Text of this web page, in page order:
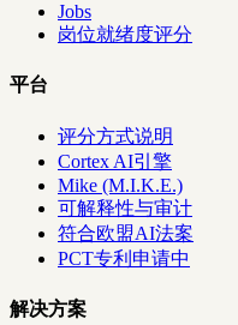
Jobs
岗位就绪度评分
平台
评分方式说明
Cortex AI引擎
Mike (M.I.K.E.)
可解释性与审计
符合欧盟AI法案
PCT专利申请中
解决方案